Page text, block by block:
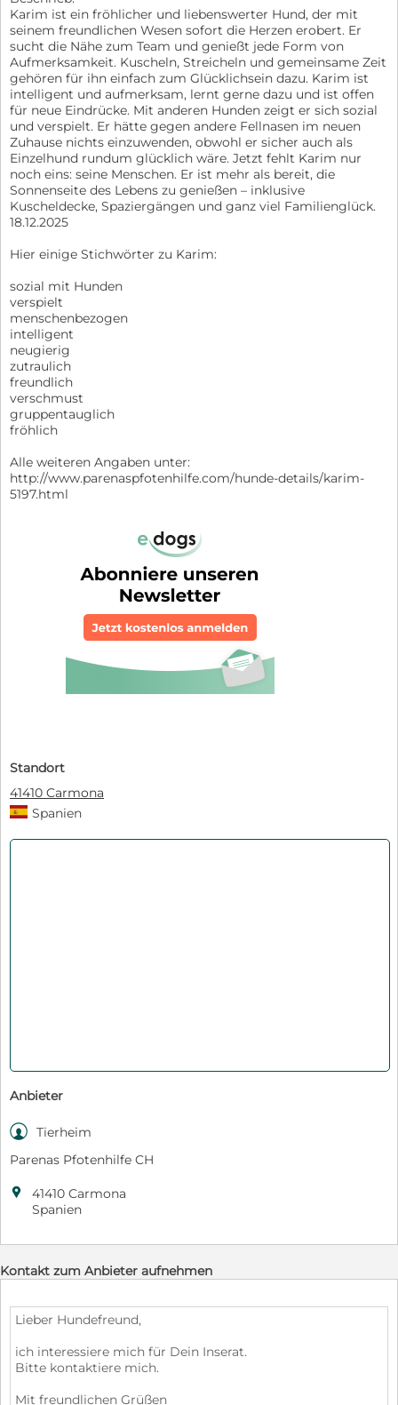
Karim ist ein fröhlicher und liebenswerter Hund, der mit
seinem freundlichen Wesen sofort die Herzen erobert. Er
sucht die Nähe zum Team und genießt jede Form von
Aufmerksamkeit. Kuscheln, Streicheln und gemeinsame Zeit
gehören für ihn einfach zum Glücklichsein dazu. Karim ist
intelligent und aufmerksam, lernt gerne dazu und ist offen
für neue Eindrücke. Mit anderen Hunden zeigt er sich sozial
und verspielt. Er hätte gegen andere Fellnasen im neuen
Zuhause nichts einzuwenden, obwohl er sicher auch als
Einzelhund rundum glücklich wäre. Jetzt fehlt Karim nur
noch eins: seine Menschen. Er ist mehr als bereit, die
Sonnenseite des Lebens zu genießen – inklusive
Kuscheldecke, Spaziergängen und ganz viel Familienglück.
18.12.2025
Hier einige Stichwörter zu Karim:
sozial mit Hunden
verspielt
menschenbezogen
intelligent
neugierig
zutraulich
freundlich
verschmust
gruppentauglich
fröhlich
Alle weiteren Angaben unter:
http://www.parenaspfotenhilfe.com/hunde-details/karim-
5197.html
Standort
41410 Carmona
Spanien
Anbieter
 Tierheim
Parenas Pfotenhilfe CH

41410 Carmona
Spanien
Kontakt zum Anbieter aufnehmen